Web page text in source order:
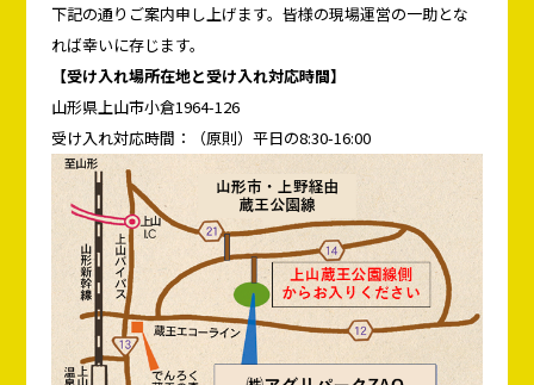
下記の通りご案内申し上げます。皆様の現場運営の一助とな
れば幸いに存じます。
【受け入れ場所在地と受け入れ対応時間】
山形県上山市小倉1964-126
受け入れ対応時間：（原則）平日の8:30-16:00